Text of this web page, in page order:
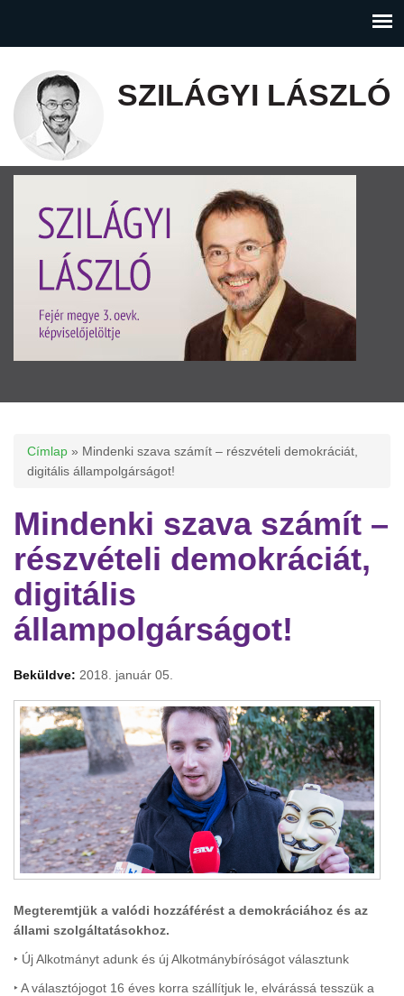
SZILÁGYI LÁSZLÓ
Jelenlegi hely
Címlap » Mindenki szava számít – részvételi demokráciát,
digitális állampolgárságot!
Mindenki szava számít –
részvételi demokráciát,
digitális
állampolgárságot!
Beküldve: 2018. január 05.
Megteremtjük a valódi hozzáférést a demokráciához és az
állami szolgáltatásokhoz.
‣ Új Alkotmányt adunk és új Alkotmánybíróságot választunk
‣ A választójogot 16 éves korra szállítjuk le, elvárássá tesszük a